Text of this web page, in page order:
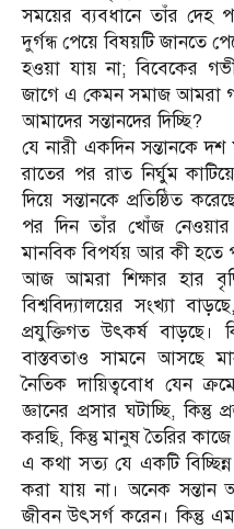
সময়ের ব্যবধানে তাঁর দেহ
দুর্গন্ধ পেয়ে বিষয়টি জানতে
হওয়া যায় না; বিবেকের
জাগে এ কেমন সমাজ আমরা
আমাদের সন্তানদের দিচ্ছি?
যে নারী একদিন সন্তানকে
রাতের পর রাত নির্ঘুম
দিয়ে সন্তানকে প্রতিষ্ঠিত
পর দিন তাঁর খোঁজ
মানবিক বিপর্যয় আর কী হতে
আজ আমরা শিক্ষার হার
বিশ্ববিদ্যালয়ের সংখ্যা
প্রযুক্তিগত উৎকর্ষ বাড়ছে।
বাস্তবতাও সামনে আসছে
নৈতিক দায়িত্ববোধ যেন
জ্ঞানের প্রসার ঘটাচ্ছি,
করছি, কিন্তু মানুষ তৈরির
এ কথা সত্য যে একটি
করা যায় না। অনেক সন্তান
জীবন উৎসর্গ করেন। কিন্তু